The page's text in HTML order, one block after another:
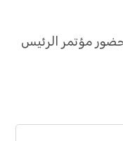
مؤتمر الرئيس